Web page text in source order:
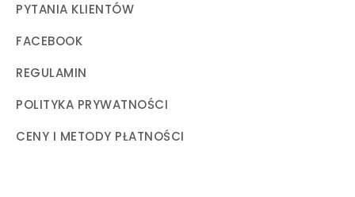
PYTANIA KLIENTÓW
FACEBOOK
REGULAMIN
POLITYKA PRYWATNOŚCI
CENY I METODY PŁATNOŚCI